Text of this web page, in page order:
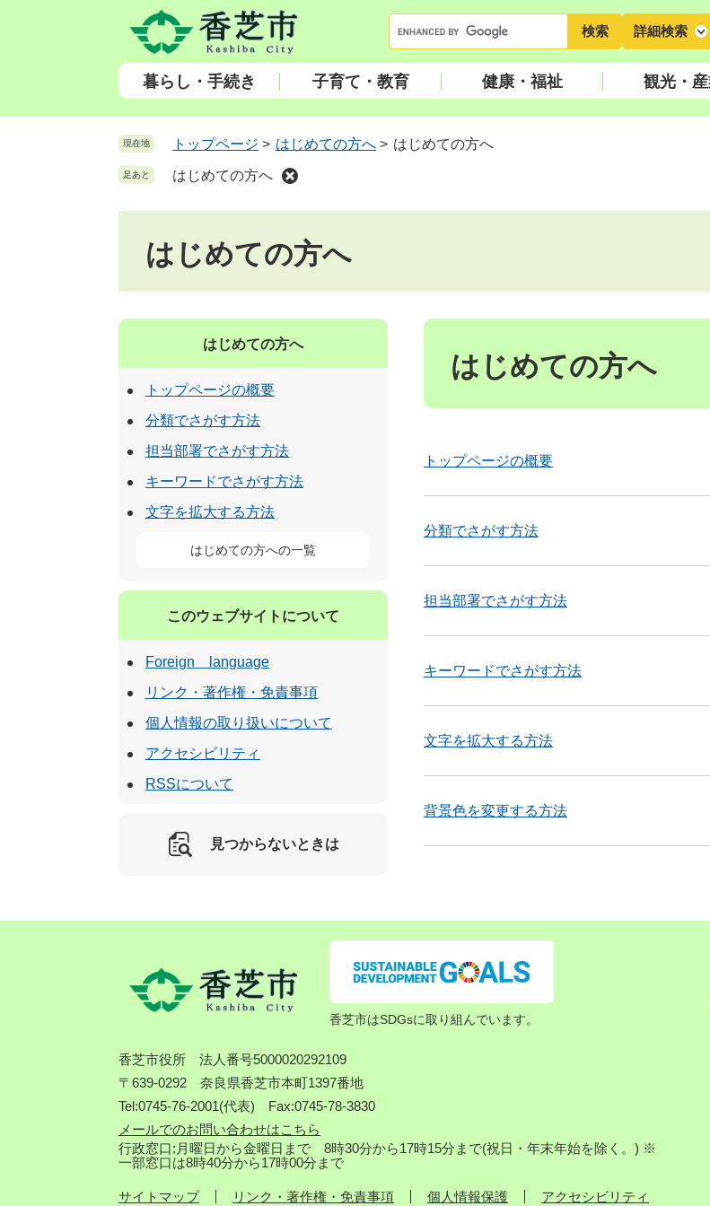
頭
飛
ー
ワ
ー
索
詳細検索
暮らし・手続き 子育て・教育 健康・福祉 観光・
現在地 トップページ > はじめての方へ > はじめての方へ
足あと はじめての方へ
はじめての方へ
本
はじめての方へ
トップページの概要
分類でさがす方法
担当部署でさがす方法
キーワードでさがす方法
文字を拡大する方法
背景色を変更する方法
はじめての方へ
トップページの概要
分類でさがす方法
担当部署でさがす方法
キーワードでさがす方法
文字を拡大する方法
はじめての方への一覧
このウェブサイトについて
Foreign language
リンク・著作権・免責事項
個人情報の取り扱いについて
アクセシビリティ
RSSについて
見つからないときは
香芝市はSDGsに取り組んでいます。
香芝市役所
法人番号5000020292109
〒639-0292 奈良県香芝市本町1397番地
Tel:0745-76-2001(代表) Fax:0745-78-3830
メールでのお問い合わせはこちら
行政窓口:月曜日から金曜日まで 8時30分から17時15分まで(祝日・年末年始を除く。) ※
一部窓口は8時40分から17時00分まで
サイトマップ リンク・著作権・免責事項 個人情報保護 アクセシビリティ